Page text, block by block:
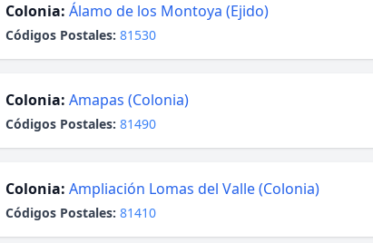
Colonia: Álamo de los Montoya (Ejido)
Códigos Postales: 81530
Colonia: Amapas (Colonia)
Códigos Postales: 81490
Colonia: Ampliación Lomas del Valle (Colonia)
Códigos Postales: 81410